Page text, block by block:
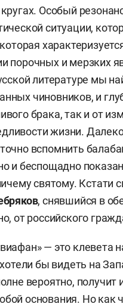
Особый
ситуации,
порочных и мерзких
литературе мы
чиновников, и
брака, так и от
жизни.
вспомнить
и беспощадно
святому. Кстати
, снявшийся в
от российского
— это клевета
бы видеть на
вероятно, получит
основания. Но как